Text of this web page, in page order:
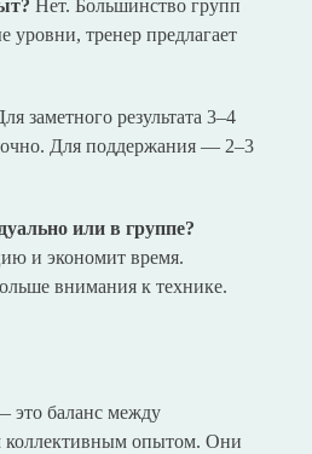
Нет. Большинство групп
уровни, тренер предлагает
заметного результата 3–4
Для поддержания — 2–3
или в группе?
и экономит время.
внимания к технике.
это баланс между
коллективным опытом. Они